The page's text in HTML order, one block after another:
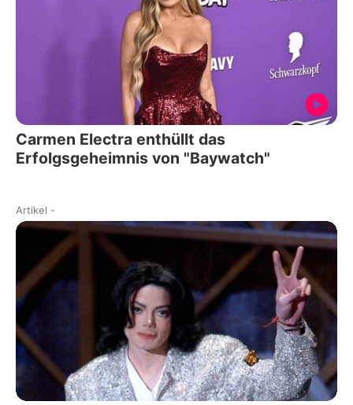
Carmen Electra enthüllt das
Erfolgsgeheimnis von "Baywatch"
Artikel -